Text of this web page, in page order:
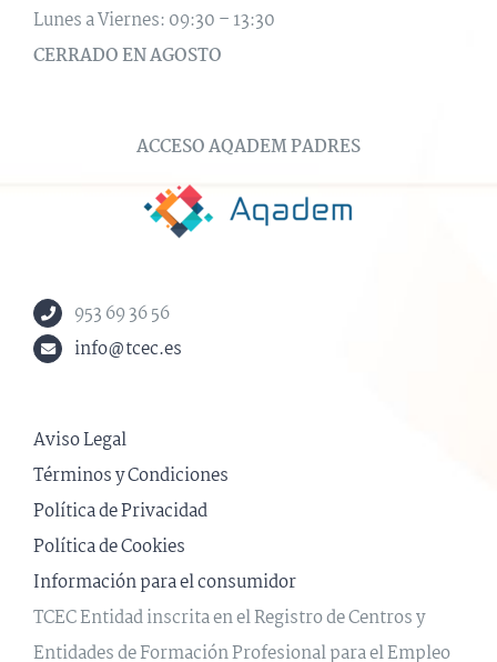
Lunes a Viernes: 09:30 – 13:30
CERRADO EN AGOSTO
ACCESO AQADEM PADRES
953 69 36 56
info@tcec.es
Aviso Legal
Términos y Condiciones
Política de Privacidad
Política de Cookies
Información para el consumidor
TCEC Entidad inscrita en el Registro de Centros y
Entidades de Formación Profesional para el Empleo